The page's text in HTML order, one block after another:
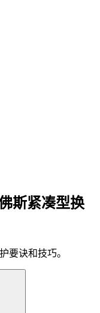
斯紧凑型换
要诀和技巧。